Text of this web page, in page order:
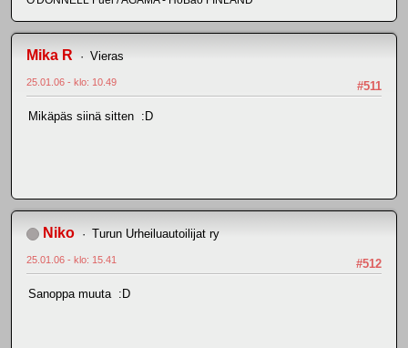
Mika R Vieras
#511
25.01.06 - klo: 10.49
Mikäpäs siinä sitten :D
Niko Turun Urheiluautoilijat ry
#512
25.01.06 - klo: 15.41
Sanoppa muuta :D